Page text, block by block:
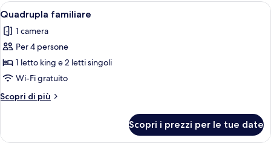
Apri
tutte
le
foto
per
Quadrupla
familiare
Una camera d'albergo con un letto,
7
Quadrupla familiare
1 camera
Per 4 persone
1 letto king e 2 letti singoli
Wi-Fi gratuito
Scopri di più
Altri
familiare
Scopri i prezzi per le tue date